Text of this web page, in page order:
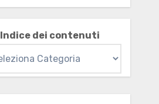
Indice dei contenuti